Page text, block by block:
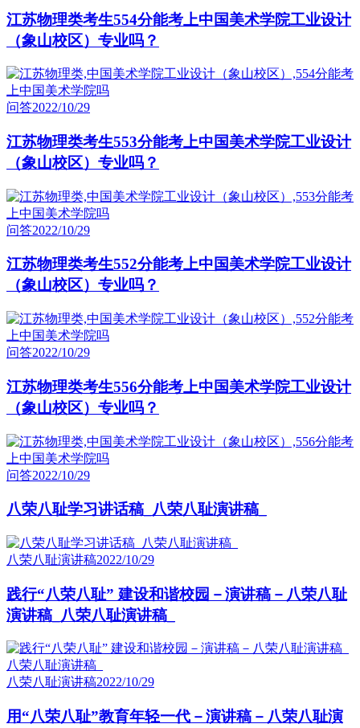
江苏物理类考生554分能考上中国美术学院工业设计
（象山校区）专业吗？
问答2022/10/29
江苏物理类考生553分能考上中国美术学院工业设计
（象山校区）专业吗？
问答2022/10/29
江苏物理类考生552分能考上中国美术学院工业设计
（象山校区）专业吗？
问答2022/10/29
江苏物理类考生556分能考上中国美术学院工业设计
（象山校区）专业吗？
问答2022/10/29
八荣八耻学习讲话稿_八荣八耻演讲稿_
八荣八耻演讲稿2022/10/29
践行“八荣八耻” 建设和谐校园－演讲稿－八荣八耻
演讲稿_八荣八耻演讲稿_
八荣八耻演讲稿2022/10/29
用“八荣八耻”教育年轻一代－演讲稿－八荣八耻演